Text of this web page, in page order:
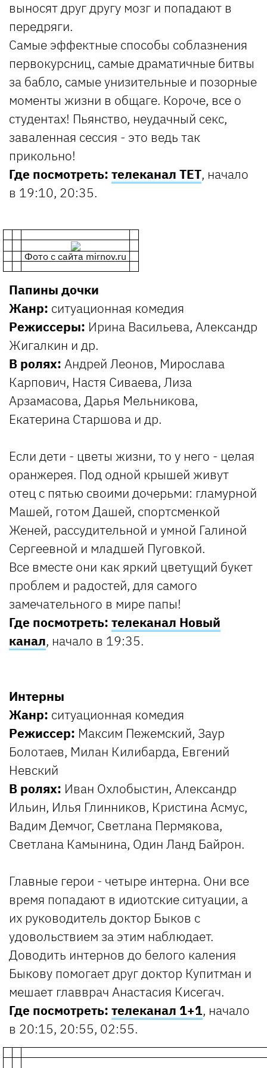
выносят друг другу мозг и попадают в
передряги.
Самые эффектные способы соблазнения
первокурсниц, самые драматичные битвы
за бабло, самые унизительные и позорные
моменты жизни в общаге. Короче, все о
студентах! Пьянство, неудачный секс,
заваленная сессия - это ведь так
прикольно!
Где посмотреть: телеканал ТЕТ, начало
в 19:10, 20:35.
Фото с сайта mirnov.ru
Папины дочки
Жанр: ситуационная комедия
Режиссеры: Ирина Васильева, Александр
Жигалкин и др.
В ролях: Андрей Леонов, Мирослава
Карпович, Настя Сиваева, Лиза
Арзамасова, Дарья Мельникова,
Екатерина Старшова и др.
Если дети - цветы жизни, то у него - целая
оранжерея. Под одной крышей живут
отец с пятью своими дочерьми: гламурной
Машей, готом Дашей, спортсменкой
Женей, рассудительной и умной Галиной
Сергеевной и младшей Пуговкой.
Все вместе они как яркий цветущий букет
проблем и радостей, для самого
замечательного в мире папы!
Где посмотреть: телеканал Новый
канал, начало в 19:35.
Интерны
Жанр: ситуационная комедия
Режиссер: Максим Пежемский, Заур
Болотаев, Милан Килибарда, Евгений
Невский
В ролях: Иван Охлобыстин, Александр
Ильин, Илья Глинников, Кристина Асмус,
Вадим Демчог, Светлана Пермякова,
Светлана Камынина, Один Ланд Байрон.
Главные герои - четыре интерна. Они все
время попадают в идиотские ситуации, а
их руководитель доктор Быков с
удовольствием за этим наблюдает.
Доводить интернов до белого каления
Быкову помогает друг доктор Купитман и
мешает главврач Анастасия Кисегач.
Где посмотреть: телеканал 1+1, начало
в 20:15, 20:55, 02:55.